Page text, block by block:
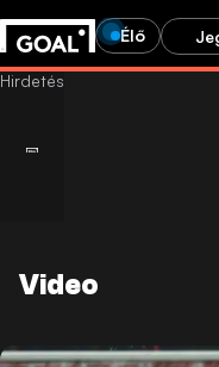
Élő
Video